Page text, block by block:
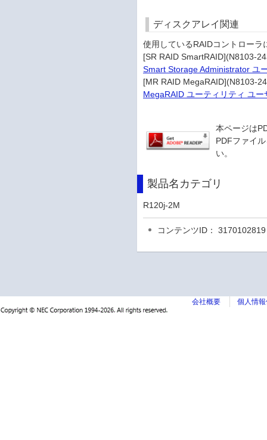
ディスクアレイ関連
使用しているRAIDコントロー
[SR RAID SmartRAID](N8103-
Smart Storage Administrator ユ
[MR RAID MegaRAID](N8103-
MegaRAID ユーティリティ ユー
本ページは
PDFファイ
い。
製品名カテゴリ
R120j-2M
コンテンツID： 3170102819
会社概要 個人情